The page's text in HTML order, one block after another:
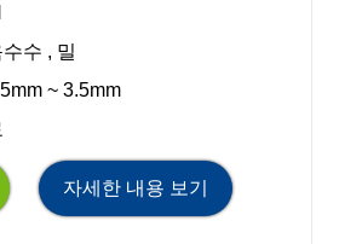
수 , 밀
~ 3.5mm
자세한 내용 보기